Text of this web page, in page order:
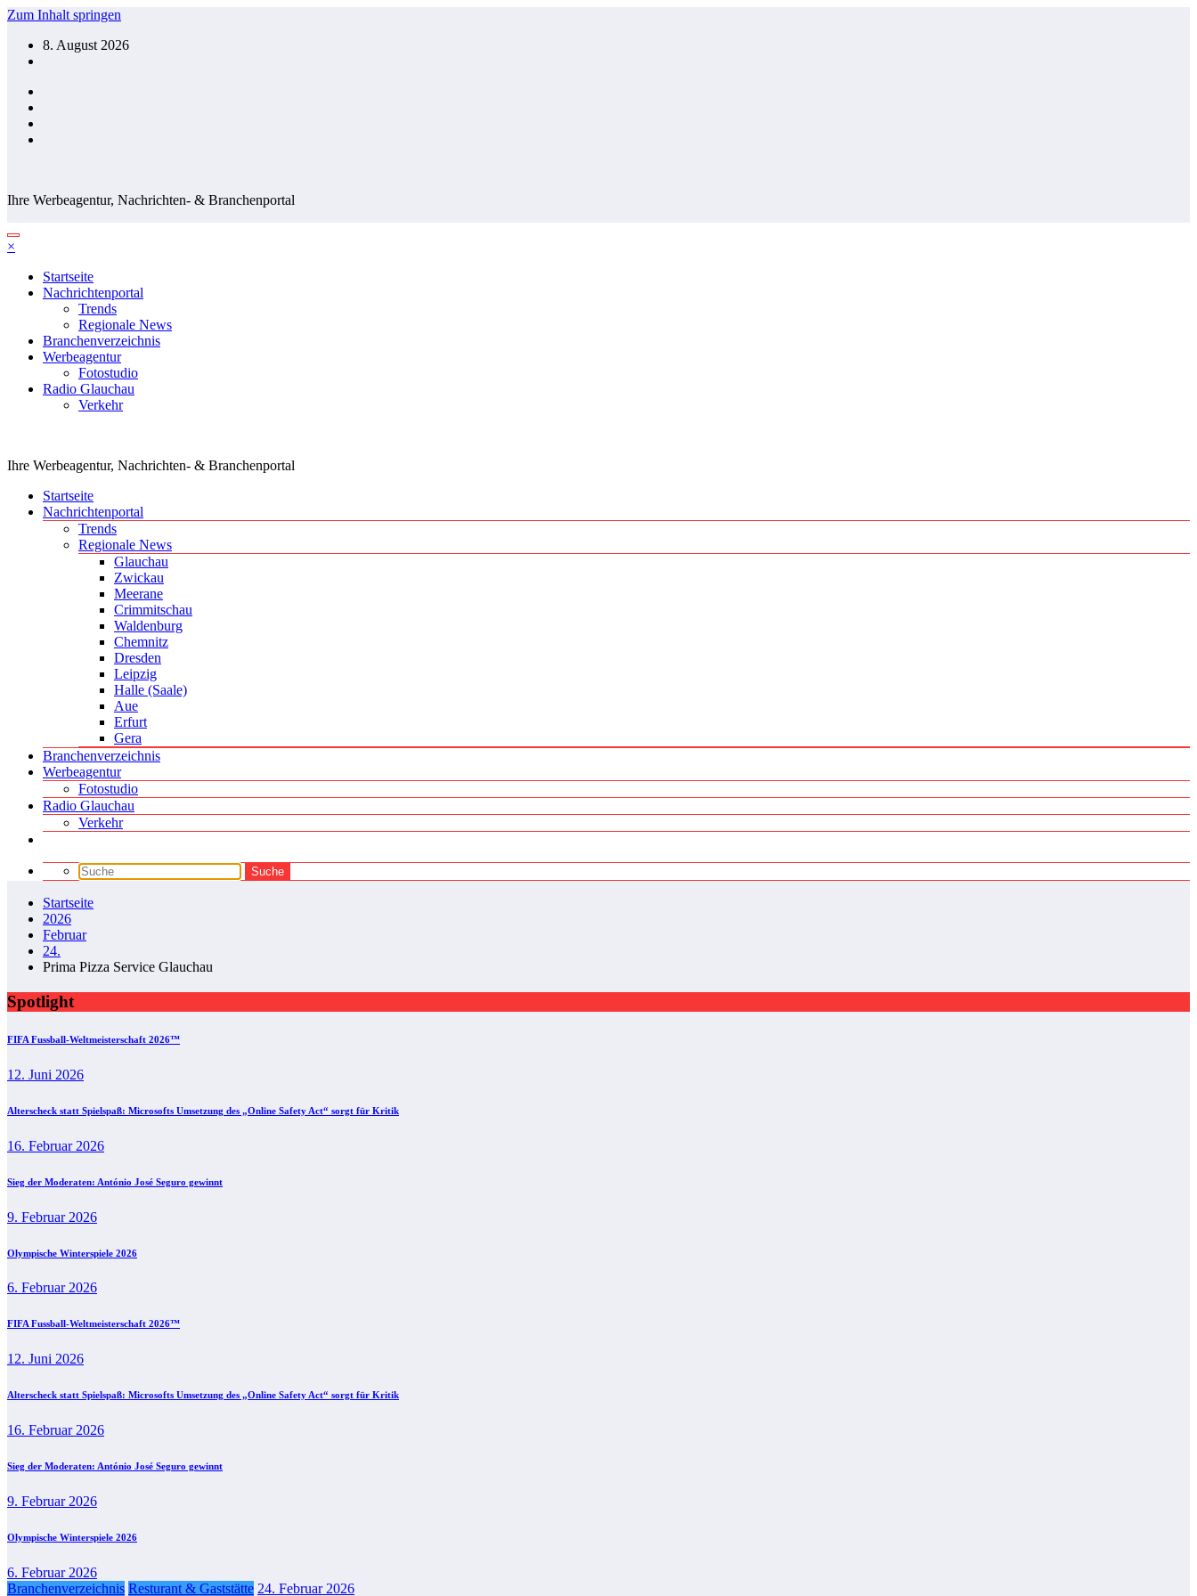
Zum Inhalt springen
8. August 2026
Ihre Werbeagentur, Nachrichten- & Branchenportal
×
Startseite
Nachrichtenportal
Trends
Regionale News
Branchenverzeichnis
Werbeagentur
Fotostudio
Radio Glauchau
Verkehr
Ihre Werbeagentur, Nachrichten- & Branchenportal
Startseite
Nachrichtenportal
Trends
Regionale News
Glauchau
Zwickau
Meerane
Crimmitschau
Waldenburg
Chemnitz
Dresden
Leipzig
Halle (Saale)
Aue
Erfurt
Gera
Branchenverzeichnis
Werbeagentur
Fotostudio
Radio Glauchau
Verkehr
Startseite
2026
Februar
24.
Prima Pizza Service Glauchau
Spotlight
FIFA Fussball-Weltmeisterschaft 2026™
12. Juni 2026
Alterscheck statt Spielspaß: Microsofts Umsetzung des „Online Safety Act“ sorgt für Kritik
16. Februar 2026
Sieg der Moderaten: António José Seguro gewinnt
9. Februar 2026
Olympische Winterspiele 2026
6. Februar 2026
FIFA Fussball-Weltmeisterschaft 2026™
12. Juni 2026
Alterscheck statt Spielspaß: Microsofts Umsetzung des „Online Safety Act“ sorgt für Kritik
16. Februar 2026
Sieg der Moderaten: António José Seguro gewinnt
9. Februar 2026
Olympische Winterspiele 2026
6. Februar 2026
Branchenverzeichnis Resturant & Gaststätte 24. Februar 2026